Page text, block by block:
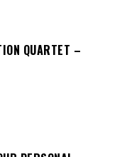
QUARTET –